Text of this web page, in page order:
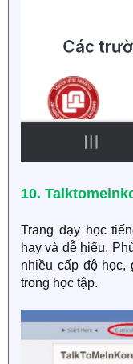
10.
Trang dạy học
hay và dễ hiểu.
nhiều cấp độ học,
trong học tập.